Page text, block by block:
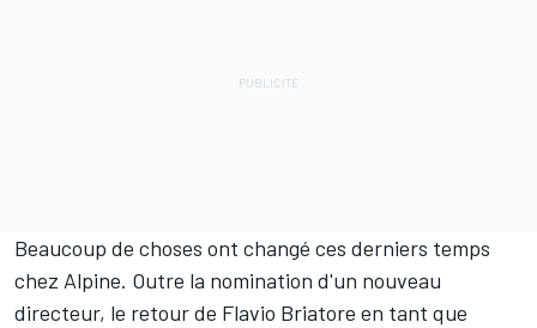
Beaucoup de choses ont changé ces derniers temps
chez Alpine. Outre la nomination d'un nouveau
directeur, le retour de Flavio Briatore en tant que